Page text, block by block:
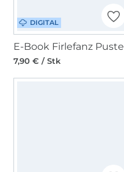
DIGITAL
7,90 € / Stk